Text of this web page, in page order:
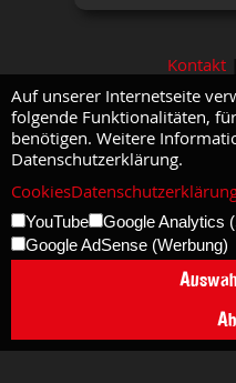
Kontakt|
Auf unserer Internetseite
folgende Funktionalitäten,
benötigen. Weitere
Datenschutzerklärung.
Cookies
YouTube
Google Analytics
Google AdSense (Werbung)